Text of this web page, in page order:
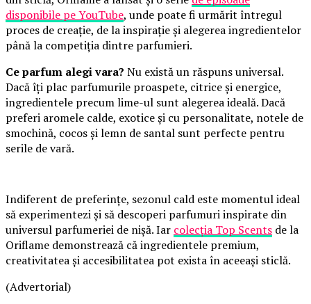
disponibile pe YouTube, unde poate fi urmărit întregul
proces de creație, de la inspirație și alegerea ingredientelor
până la competiția dintre parfumieri.
Ce parfum alegi vara? Nu există un răspuns universal.
Dacă îți plac parfumurile proaspete, citrice și energice,
ingredientele precum lime-ul sunt alegerea ideală. Dacă
preferi aromele calde, exotice și cu personalitate, notele de
smochină, cocos și lemn de santal sunt perfecte pentru
serile de vară.
Indiferent de preferințe, sezonul cald este momentul ideal
să experimentezi și să descoperi parfumuri inspirate din
universul parfumeriei de nișă. Iar colecția Top Scents de la
Oriflame demonstrează că ingredientele premium,
creativitatea și accesibilitatea pot exista în aceeași sticlă.
(Advertorial)